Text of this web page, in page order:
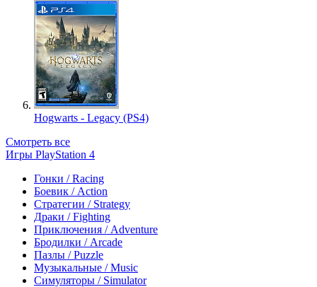
Hogwarts - Legacy (PS4)
Смотреть все
Игры PlayStation 4
Гонки / Racing
Боевик / Action
Стратегии / Strategy
Драки / Fighting
Приключения / Adventure
Бродилки / Arcade
Пазлы / Puzzle
Музыкальные / Music
Симуляторы / Simulator